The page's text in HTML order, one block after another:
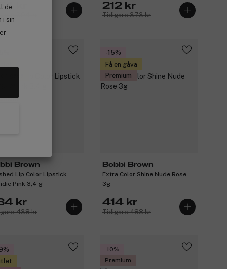
de
i sin
kr
394 kr
212 kr
Tidigare 373 kr
Brown
Lip Color Lipstick
Pink 3,4 g
kr
438 kr
-15%
Få en gåva
Premium
Bobbi Brown
Extra Color Shine Nude Rose
3g
414 kr
Tidigare 488 kr
-10%
Premium